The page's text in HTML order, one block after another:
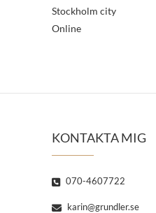
Stockholm city
Online
KONTAKTA MIG
070-4607722
karin@grundler.se